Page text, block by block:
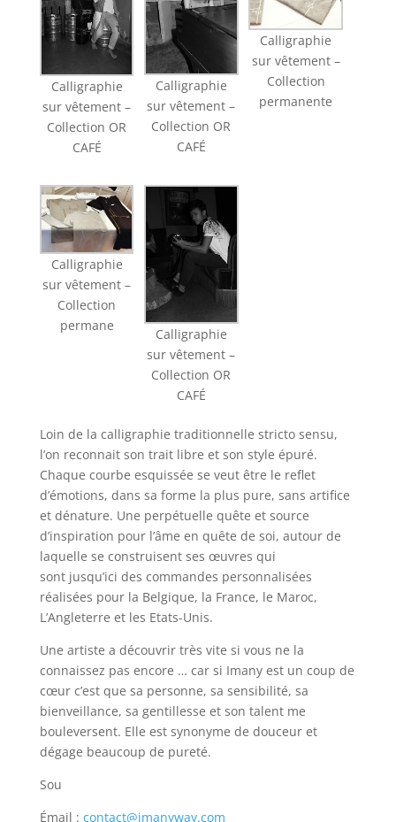
Calligraphie
sur vêtement –
Collection OR
CAFÉ
Calligraphie
sur vêtement –
Collection OR
CAFÉ
Calligraphie
sur vêtement –
Collection
permanente
Calligraphie
sur vêtement –
Collection
permane
Calligraphie
sur vêtement –
Collection OR
CAFÉ
Loin de la calligraphie traditionnelle stricto sensu,
l’on reconnait son trait libre et son style épuré.
Chaque courbe esquissée se veut être le reflet
d’émotions, dans sa forme la plus pure, sans artifice
et dénature. Une perpétuelle quête et source
d’inspiration pour l’âme en quête de soi, autour de
laquelle se construisent ses œuvres qui
sont jusqu’ici des commandes personnalisées
réalisées pour la Belgique, la France, le Maroc,
L’Angleterre et les Etats-Unis.
Une artiste a découvrir très vite si vous ne la
connaissez pas encore … car si Imany est un coup de
cœur c’est que sa personne, sa sensibilité, sa
bienveillance, sa gentillesse et son talent me
bouleversent. Elle est synonyme de douceur et
dégage beaucoup de pureté.
Sou
Émail : contact@imanyway.com